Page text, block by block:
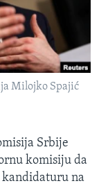
Milojko Spajić
Srbije
komisiju da
kandidaturu na